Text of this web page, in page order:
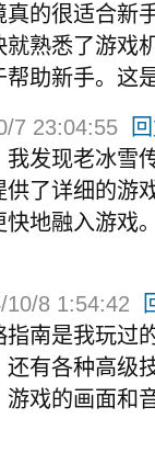
的很适合新
熟悉了游戏
助新手。这
7 23:04:55
发现老冰雪
了详细的游
地融入游戏
10/8 1:54:42
南是我玩过
有各种高级
戏的画面和